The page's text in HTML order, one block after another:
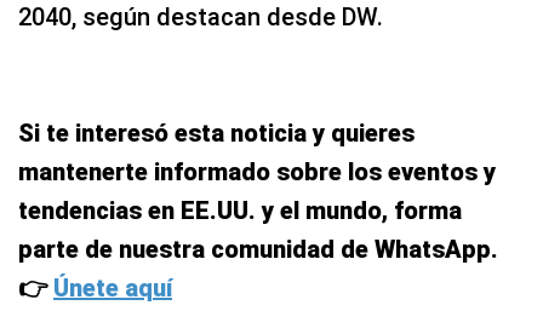
2040, según destacan desde DW.
Si te interesó esta noticia y quieres
mantenerte informado sobre los eventos y
tendencias en EE.UU. y el mundo, forma
parte de nuestra comunidad de WhatsApp.
👉 Únete aquí